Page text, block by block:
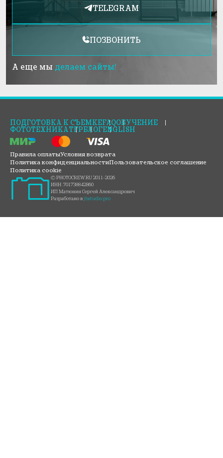
TELEGRAM
ПОЗВОНИТЬ
А еще мы делаем сайты!
© PHOTOCREW.RU 2011-2026
ИНН: 701738842860
ИП Матюнин Сергей Александрович
Разработано вjbstudio.pro
ПОДГОТОВКА К СЪЕМКЕFAQОБУЧЕНИЕ
ФОТОТЕХНИКАTFPБЛОГENGLISH
Правила оплатыУсловия возврата
Политика конфиденциальностиПользовательское соглашение
Политика cookie